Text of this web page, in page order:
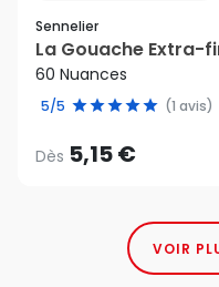
Sennelier
La Gouache Extra-
60 Nuances
5/5 (1 avis)
Dès 5,15 €
VOIR